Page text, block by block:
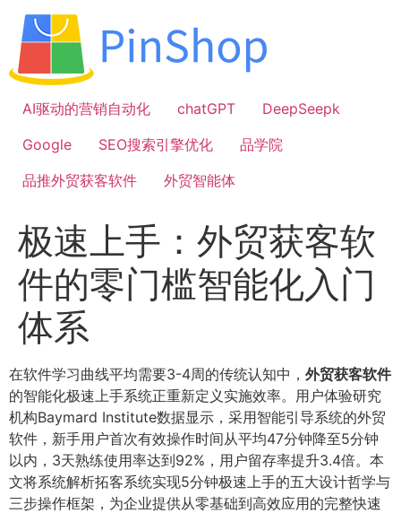
容
AI驱动的营销自动化
chatGPT
DeepSeepk
Google
SEO搜索引擎优化
品学院
品推外贸获客软件
外贸智能体
极速上手：外贸获客软
件的零门槛智能化入门
体系
在软件学习曲线平均需要3-4周的传统认知中， 外贸获客软件
的智能化极速上手系统正重新定义实施效率。用户体验研究
机构Baymard Institute数据显示，采用智能引导系统的外贸
软件，新手用户首次有效操作时间从平均47分钟降至5分钟
以内，3天熟练使用率达到92%，用户留存率提升3.4倍。本
文将系统解析拓客系统实现5分钟极速上手的五大设计哲学与
三步操作框架，为企业提供从零基础到高效应用的完整快速